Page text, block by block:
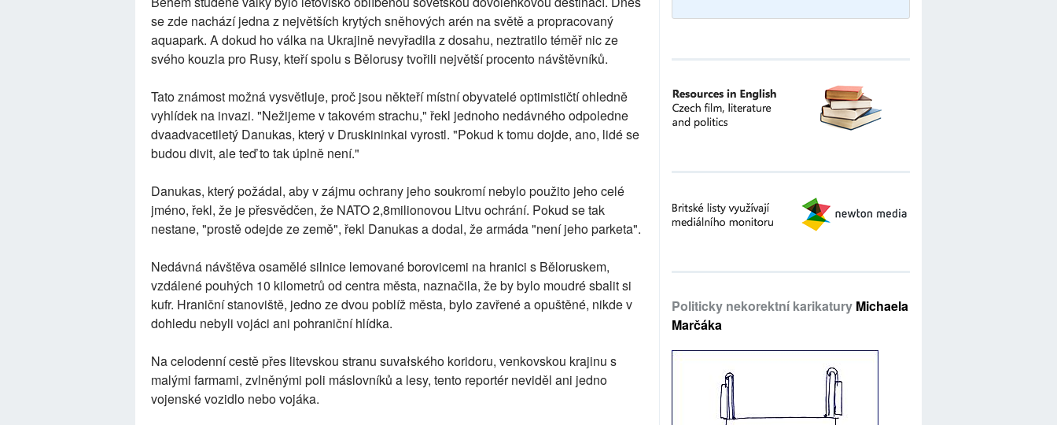
se zde nachází jedna z největších krytých sněhových arén na světě a propracovaný
aquapark. A dokud ho válka na Ukrajině nevyřadila z dosahu, neztratilo téměř nic ze
svého kouzla pro Rusy, kteří spolu s Bělorusy tvořili největší procento návštěvníků.
Tato známost možná vysvětluje, proč jsou někteří místní obyvatelé optimističtí ohledně
vyhlídek na invazi. "Nežijeme v takovém strachu," řekl jednoho nedávného odpoledne
dvaadvacetiletý Danukas, který v Druskininkai vyrostl. "Pokud k tomu dojde, ano, lidé se
budou divit, ale teď to tak úplně není."
Danukas, který požádal, aby v zájmu ochrany jeho soukromí nebylo použito jeho celé
jméno, řekl, že je přesvědčen, že NATO 2,8milionovou Litvu ochrání. Pokud se tak
nestane, "prostě odejde ze země", řekl Danukas a dodal, že armáda "není jeho parketa".
Nedávná návštěva osamělé silnice lemované borovicemi na hranici s Běloruskem,
vzdálené pouhých 10 kilometrů od centra města, naznačila, že by bylo moudré sbalit si
kufr. Hraniční stanoviště, jedno ze dvou poblíž města, bylo zavřené a opuštěné, nikde v
dohledu nebyli vojáci ani pohraniční hlídka.
Na celodenní cestě přes litevskou stranu suvałského koridoru, venkovskou krajinu s
malými farmami, zvlněnými poli máslovníků a lesy, tento reportér neviděl ani jedno
vojenské vozidlo nebo vojáka.
Politicky nekorektní karikatury Michaela
Marčáka